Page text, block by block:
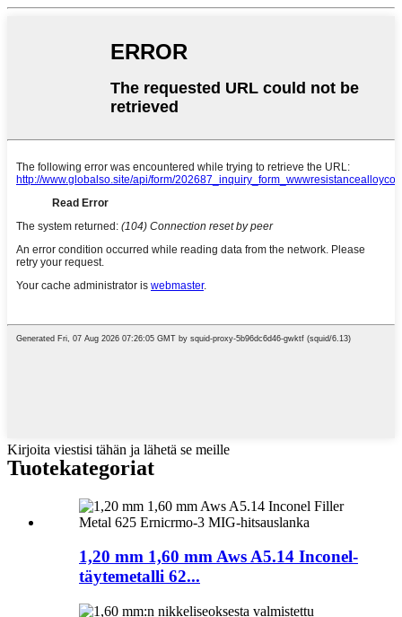
Kirjoita viestisi tähän ja lähetä se meille
Tuotekategoriat
1,20 mm 1,60 mm Aws A5.14 Inconel-
täytemetalli 62...